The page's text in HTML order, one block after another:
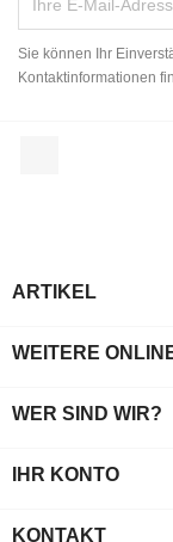
Sie können Ihr
Kontaktinformationen
ARTIKEL
WEITERE
WER SIND WIR?
IHR KONTO
KONTAKT